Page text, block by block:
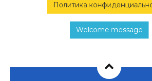
Политика
Welcome message